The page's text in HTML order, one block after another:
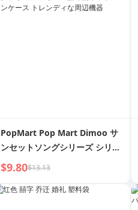
PopMart Pop Mart Dimoo サ
ンセットソングシリーズ シリコ
ン詰め物イヤホンコインケース
トレンディな周辺機器
$9.80$13.13